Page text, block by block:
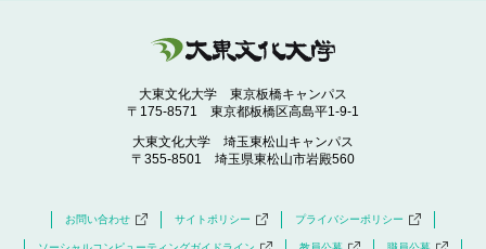
大東文化大学 東京板橋キャンパス
〒175-8571 東京都板橋区高島平1-9-1
大東文化大学 埼玉東松山キャンパス
〒355-8501 埼玉県東松山市岩殿560
お問い合わせ サイトポリシー プライバシーポリシー